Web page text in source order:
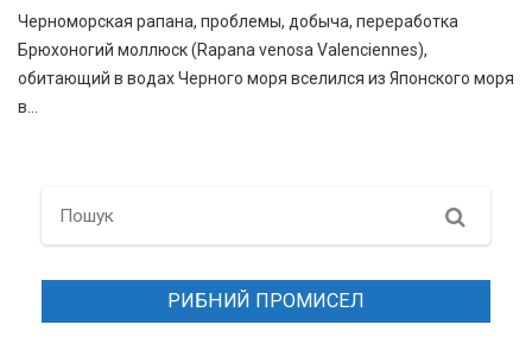
Черноморская рапана, проблемы, добыча, переработка
Брюхоногий моллюск (Rapana venosa Valenciennes),
обитающий в водах Черного моря вселился из Японского моря
в…
Search
РИБНИЙ ПРОМИСЕЛ